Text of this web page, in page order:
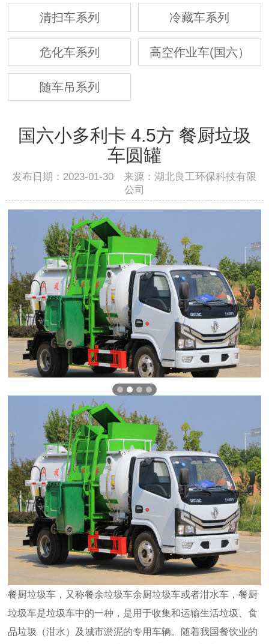
清扫车系列 冷藏车系列
危化车系列 高空作业车(国六）
随车吊系列
国六小多利卡 4.5方 餐厨垃圾
车圆罐
发布日期：2023-01-30 来源：湖北良工环保科技有限
公司
餐厨垃圾车，又称餐余垃圾车余厨垃圾车或者泔水车，餐厨
垃圾车是垃圾车中的一种，是用于收集和运输生活垃圾、食
品垃圾（泔水）及城市淤泥的专用车辆。随着我国餐饮业的